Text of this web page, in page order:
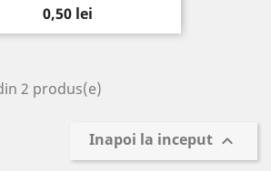
Pret
0,50 lei
2 produs(e)
Inapoi la inceput 